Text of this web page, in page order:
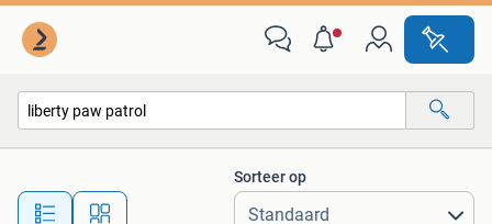
Alle afstanden…
Sorteer op